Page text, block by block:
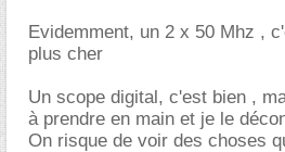
Evidemment, un 2 x 50 Mhz ,
plus cher
Un scope digital, c'est bien ,
à prendre en main et je le
On risque de voir des choses